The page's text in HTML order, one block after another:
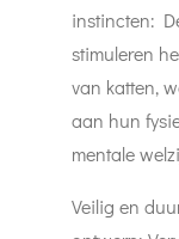
instincten:
stimuleren
van katten,
aan hun
mentale
Veilig en